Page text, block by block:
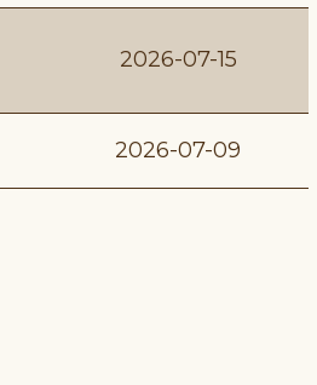
2026-07-15
2026-07-09